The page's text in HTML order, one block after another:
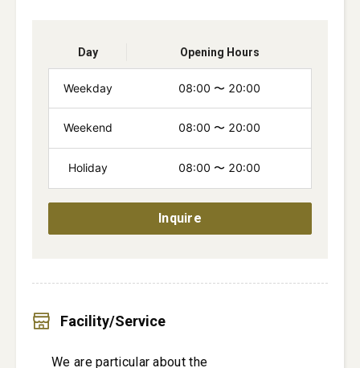
Day Opening Hours
Weekday 08:00 〜 20:00
Weekend 08:00 〜 20:00
Holiday 08:00 〜 20:00
Inquire
Facility/Service
We are particular about the